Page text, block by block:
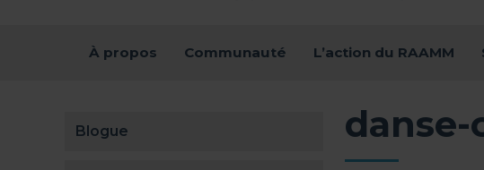
À propos Communauté L’action du RAAMM
Blogue